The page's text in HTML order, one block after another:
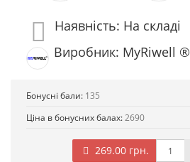
Наявність: На складі
Виробник: MyRiwell ®
Бонусні бали: 135
Ціна в бонусних балах:2690
269.00 грн.